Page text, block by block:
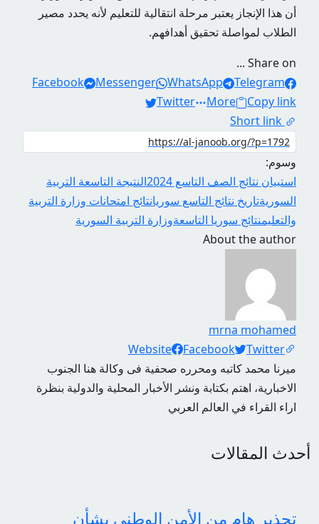
أن هذا الإنجاز يعتبر مرحلة انتقالية للتعليم لأنه يحدد مصير
الطلاب لمواصلة تحقيق أهدافهم.
Share on ...
Facebook
Messenger WhatsApp
Telegram
Twitter
More
Copy link
Short link
وسوم:
استبيان نتائج الصف التاسع 2024
النتيجة التاسعة التربية
السوريةتاريخ نتائج التاسع سوريانتائج امتحانات وزارة التربية
والتعليمنتائج سوريا التاسعةوزارة التربية السورية
About the author
mrna mohamed
Social Links
Website Facebook
Twitter
ميرنا محمد كاتبه ومحرره صحفية فى وكالة هنا الجنوب
الاخبارية، اهتم بكتابة ونشر الأخبار المحلية والدولية بنظرة
اراء القراء في العالم العربي
أحدث المقالات
تحذير هام من الأمن الوطني بشأن